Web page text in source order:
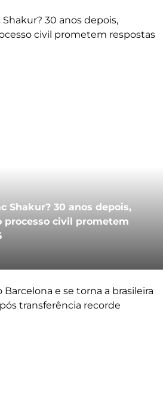
Shakur? 30 anos depois,
processo civil prometem